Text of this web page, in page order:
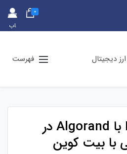
حس
اب
0
دیجیتال فهرست
مشارکت Flare با Algorand در
با بیت کوین